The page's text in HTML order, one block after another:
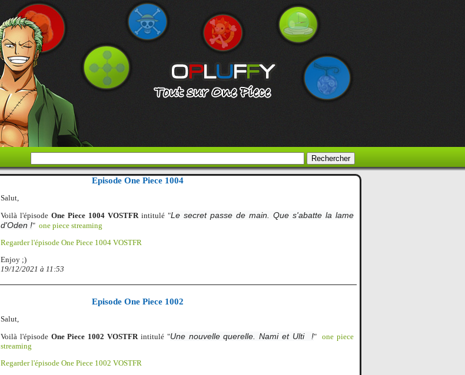
Episode One Piece 1004
Salut,
Voilà l'épisode One Piece 1004 VOSTFRintitulé "Le secret passe de main. Que s'abatte la lame
d'Oden !" one piece streaming
Regarder l'épisode One Piece 1004 VOSTFR
Enjoy ;)
19/12/2021 à 11:53
Episode One Piece 1002
Salut,
Voilà l'épisode One Piece 1002 VOSTFRintitulé "Une nouvelle querelle. Nami et Ulti !"one piece
streaming
Regarder l'épisode One Piece 1002 VOSTFR